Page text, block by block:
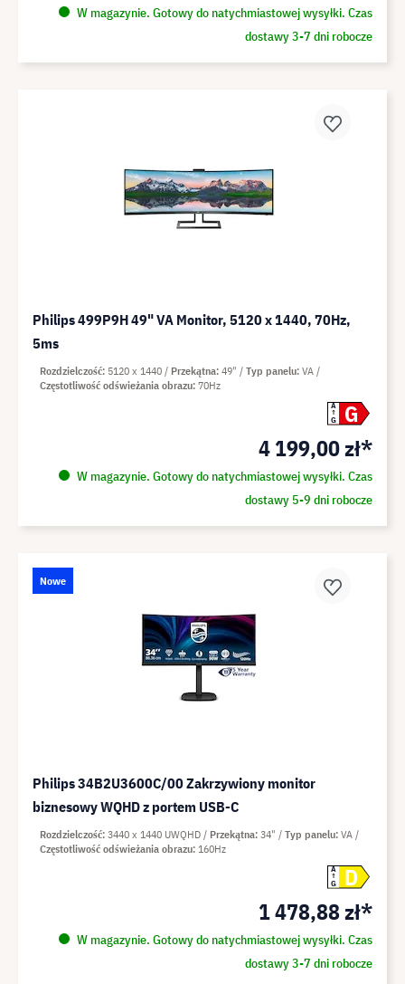
W magazynie. Gotowy do natychmiastowej wysyłki. Czas
dostawy 3-7 dni robocze
Philips 499P9H 49" VA Monitor, 5120 x 1440, 70Hz,
5ms
A
G
G
4 199,00 zł*
W magazynie. Gotowy do natychmiastowej wysyłki. Czas
dostawy 5-9 dni robocze
Rozdzielczość 5120 x 1440 Przekątna 49" Typ panelu VA
Częstotliwość odświeżania obrazu 70Hz
Nowe
Philips 34B2U3600C/00 Zakrzywiony monitor
biznesowy WQHD z portem USB-C
A
G
D
1 478,88 zł*
W magazynie. Gotowy do natychmiastowej wysyłki. Czas
dostawy 3-7 dni robocze
Rozdzielczość 3440 x 1440 UWQHD Przekątna 34" Typ panelu VA
Częstotliwość odświeżania obrazu 160Hz